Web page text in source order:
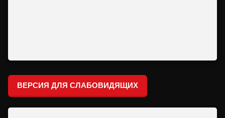
ВЕРСИЯ ДЛЯ СЛАБОВИДЯЩИХ